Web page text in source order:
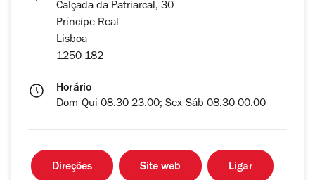
Calçada da Patriarcal, 30
Príncipe Real
Lisboa
1250-182
Horário
Dom-Qui 08.30-23.00; Sex-Sáb 08.30-00.00
Direções Site web Ligar